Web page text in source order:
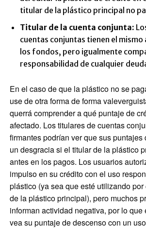
titular de la plástico principal no
Titular de la cuenta conjunta:
cuentas conjuntas tienen el mismo
los fondos, pero igualmente
responsabilidad de cualquier
En el caso de que la plástico no se
use de otra forma de forma
querrá comprender a qué puntaje de
afectado. Los titulares de cuentas
firmantes podrían ver que sus puntajes
un desgracia si el titular de la plástico
antes en los pagos. Los usuarios
impulso en su crédito con el uso
plástico (ya sea que esté utilizando
de la plástico principal), pero muchos
informan actividad negativa, por lo
vea su puntaje de descenso con un